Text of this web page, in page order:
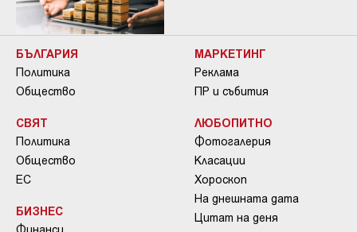
БЪЛГАРИЯ
Политика
Общество
СВЯТ
Политика
Общество
ЕС
БИЗНЕС
Финанси
МАРКЕТИНГ
Реклама
ПР и събития
ЛЮБОПИТНО
Фотогалерия
Класации
Хороскоп
На днешната дата
Цитат на деня